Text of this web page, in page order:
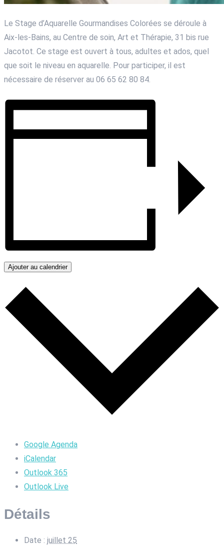
Le Stage d’Aquarelle Gourmandises Colorées se déroule à
Aix-les-Bains, au Centre de soin, Art et Thérapie, 31 bis rue
Jacotot. Ce stage est ouvert à tous, adultes et ados, quel
que soit le niveau en aquarelle. Pour participer, il est
nécessaire de réserver au 06 65 62 80 84.
Ajouter au calendrier
Google Agenda
iCalendar
Outlook 365
Outlook Live
Détails
Date : juillet 25